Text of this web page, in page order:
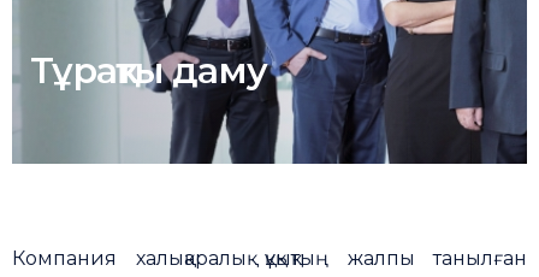
Тұрақты даму
Компания халықаралық құқықтың жалпы танылған